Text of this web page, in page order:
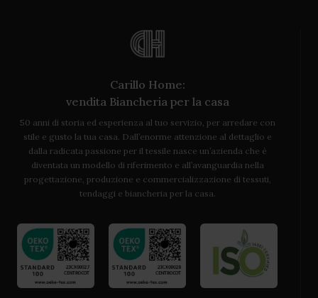
Carillo Home:
vendita Biancheria per la casa
50 anni di storia ed esperienza al tuo servizio, per arredare con
stile e gusto la tua casa. Dall’enorme attenzione al dettaglio e
dalla radicata passione per il tessile nasce un’azienda che è
diventata un modello di riferimento e all’avanguardia nella
progettazione, produzione e commercializzazione di tessuti,
tendaggi e biancheria per la casa.